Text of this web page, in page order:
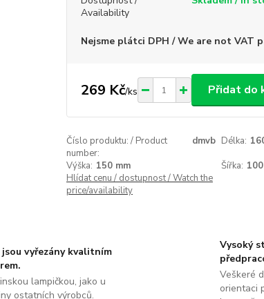
Availability
Nejsme plátci DPH / We are not VAT
269 Kč/ks Přidat do
Číslo produktu: / Product
number:
dmvb Délka:
Výška: 150 mm Šířka:
Hlídat cenu / dostupnost / Watch the
price/availability
vyřezány kvalitním
lampičkou, jako u
ostatních výrobců.
Vysoký
Veškeré
orientaci